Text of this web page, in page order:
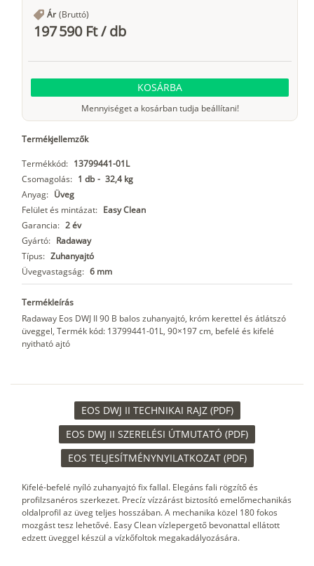
Ár (Bruttó)
197 590 Ft/db
KOSÁRBA
Mennyiséget a kosárban tudja beállítani!
Termékjellemzők
Termékkód: 13799441-01L
Csomagolás: 1 db - 32,4 kg
Anyag: Üveg
Felület és mintázat: Easy Clean
Garancia: 2 év
Gyártó: Radaway
Típus: Zuhanyajtó
Üvegvastagság: 6 mm
Termékleírás
Radaway Eos DWJ II 90 B balos zuhanyajtó, króm kerettel és átlátszó
üveggel, Termék kód: 13799441-01L, 90×197 cm, befelé és kifelé
nyitható ajtó
EOS DWJ II TECHNIKAI RAJZ (PDF)
EOS DWJ II SZERELÉSI ÚTMUTATÓ (PDF)
EOS TELJESÍTMÉNYNYILATKOZAT (PDF)
Kifelé-befelé nyíló zuhanyajtó fix fallal. Elegáns fali rögzítő és
profilzsanéros szerkezet. Precíz vízzárást biztosító emelőmechanikás
oldalprofil az üveg teljes hosszában. A mechanika közel 180 fokos
mozgást tesz lehetővé. Easy Clean vízlepergető bevonattal ellátott
edzett üveggel készül a vízkőfoltok megakadályozására.